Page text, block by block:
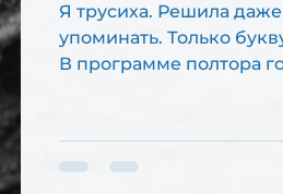
Я трусиха. Решила
упоминать. Только
В программе полтора